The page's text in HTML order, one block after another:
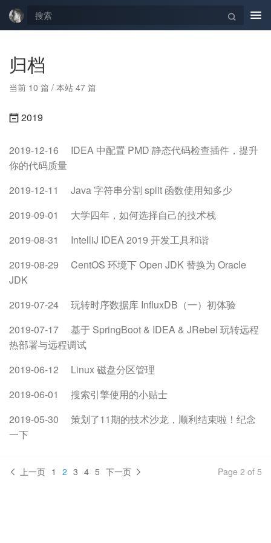
归档
当前 10 篇 / 本站 47 篇
2019
2019-12-16
IDEA 中配置 PMD 静态代码检查插件，提升
你的代码质量
2019-12-11
Java 字符串分割 split 函数使用知多少
2019-09-01
大学四年，如何选择自己的技术栈
2019-08-31
IntelliJ IDEA 2019 开发工具和谐
2019-08-29
CentOS 环境下 Open JDK 替换为 Oracle
JDK
2019-07-24
玩转时序数据库 InfluxDB（一）初体验
2019-07-17
基于 SpringBoot & IDEA & JRebel 玩转远程
热部署与远程调试
2019-06-12
Linux 磁盘分区管理
2019-06-01
搜索引擎使用的小贴士
2019-05-30
策划了11期的技术沙龙，顺利结束啦！纪念
一下
上一页 1 2 3 4 5 下一页 Page 2 of 5